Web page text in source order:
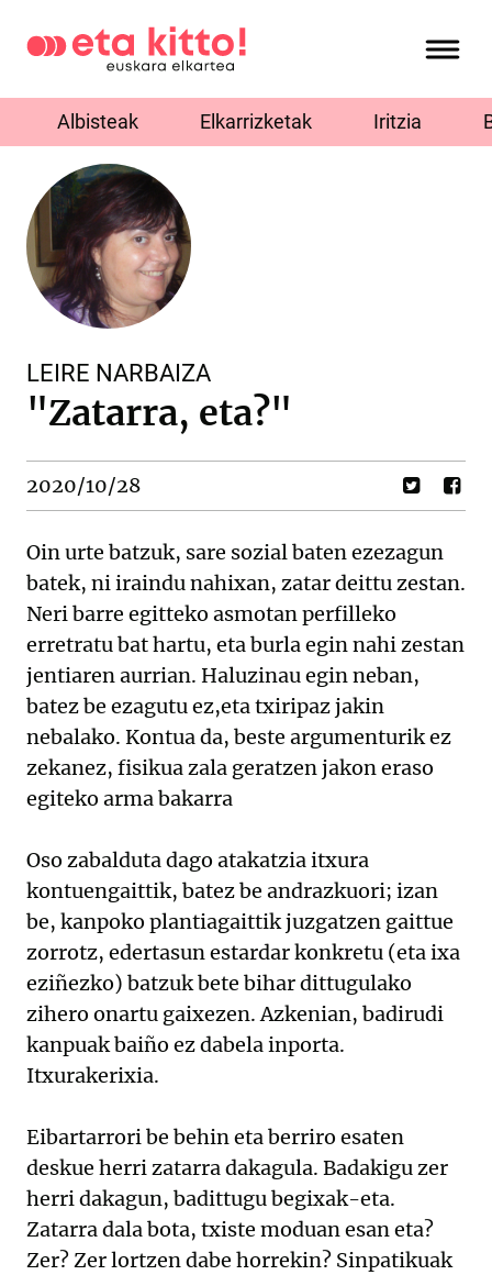
Albisteak Elkarrizketak Iritzia
LEIRE NARBAIZA
"Zatarra, eta?"
2020/10/28
Oin urte batzuk, sare sozial baten ezezagun
batek, ni iraindu nahixan, zatar deittu zestan.
Neri barre egitteko asmotan perfilleko
erretratu bat hartu, eta burla egin nahi zestan
jentiaren aurrian. Haluzinau egin neban,
batez be ezagutu ez,eta txiripaz jakin
nebalako. Kontua da, beste argumenturik ez
zekanez, fisikua zala geratzen jakon eraso
egiteko arma bakarra
Oso zabalduta dago atakatzia itxura
kontuengaittik, batez be andrazkuori; izan
be, kanpoko plantiagaittik juzgatzen gaittue
zorrotz, edertasun estardar konkretu (eta ixa
eziñezko) batzuk bete bihar dittugulako
zihero onartu gaixezen. Azkenian, badirudi
kanpuak baiño ez dabela inporta.
Itxurakerixia.
Eibartarrori be behin eta berriro esaten
deskue herri zatarra dakagula. Badakigu zer
herri dakagun, badittugu begixak-eta.
Zatarra dala bota, txiste moduan esan eta?
Zer? Zer lortzen dabe horrekin? Sinpatikuak